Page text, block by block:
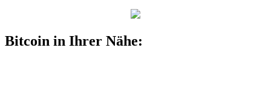
Bitcoin in Ihrer Nähe: